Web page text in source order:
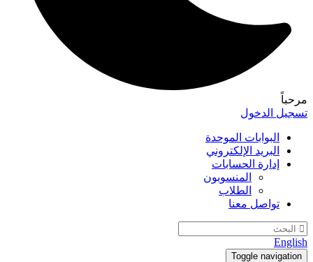
مرحباً
تسجيل الدخول
البوابات الموحدة
البريد الإلكتروني
إدارة الحسابات
المنسوبون
الطلاب
تواصل معنا
English
Toggle navigation